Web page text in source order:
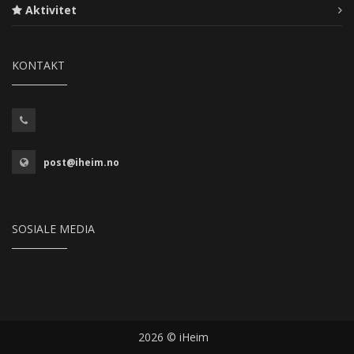
Aktivitet
KONTAKT
post@iheim.no
SOSIALE MEDIA
2026 © iHeim